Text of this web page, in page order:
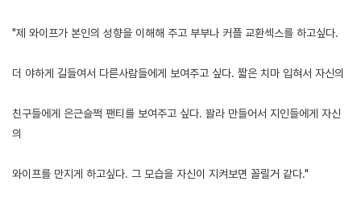
"제 와이프가 본인의 성향을 이해해 주고 부부나 커플 교환섹스를 하고싶다.
더 야하게 길들여서 다른사람들에게 보여주고 싶다. 짧은 치마 입혀서 자신의
친구들에게 은근슬쩍 팬티를 보여주고 싶다. 꽐라 만들어서 지인들에게 자신
의
와이프를 만지게 하고싶다. 그 모습을 자신이 지켜보면 꼴릴거 같다."